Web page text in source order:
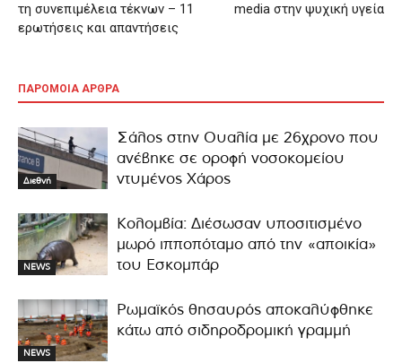
τη συνεπιμέλεια τέκνων – 11
ερωτήσεις και απαντήσεις
media στην ψυχική υγεία
ΠΑΡΟΜΟΙΑ ΑΡΘΡΑ
Διεθνή
Σάλος στην Ουαλία με 26χρονο που
ανέβηκε σε οροφή νοσοκομείου
ντυμένος Χάρος
NEWS
Κολομβία: Διέσωσαν υποσιτισμένο
μωρό ιπποπόταμο από την «αποικία»
του Εσκομπάρ
NEWS
Ρωμαϊκός θησαυρός αποκαλύφθηκε
κάτω από σιδηροδρομική γραμμή